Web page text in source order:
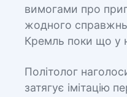
вимогами про
жодного
Кремль поки що у
Політолог
затягує імітацію